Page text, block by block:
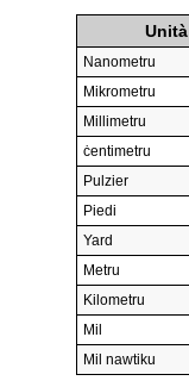
Unità
Nanometru
Mikrometru
Millimetru
ċentimetru
Pulzier
Piedi
Yard
Metru
Kilometru
Mil
Mil nawtiku